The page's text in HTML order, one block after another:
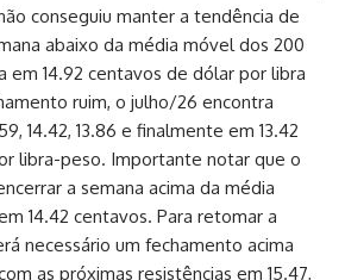
conseguiu manter a tendência de
abaixo da média móvel dos 200
em 14.92 centavos de dólar por libra
ruim, o julho/26 encontra
14.42, 13.86 e finalmente em 13.42
libra-peso. Importante notar que o
a semana acima da média
14.42 centavos. Para retomar a
necessário um fechamento acima
as próximas resistências em 15.47,